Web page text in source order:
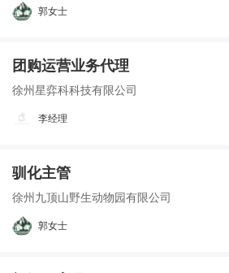
郭女士
团购运营业务代理
徐州星弈科科技有限公司
李经理
驯化主管
徐州九顶山野生动物园有限公司
郭女士